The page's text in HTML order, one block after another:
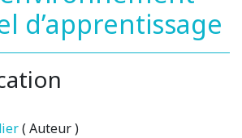
d’apprentissage
( Auteur )